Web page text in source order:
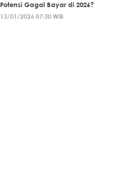
Potensi Gagal Bayar di 2026?
13/01/2026 07:30 WIB